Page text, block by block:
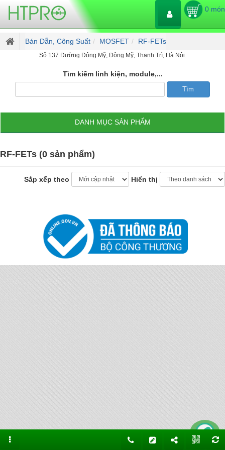
0 món
Bán Dẫn, Công Suất MOSFET RF-FETs
Số 137 Đường Đông Mỹ, Đông Mỹ, Thanh Trì, Hà Nội.
Tìm kiếm linh kiện, module,...
DANH MỤC SẢN PHẨM
RF-FETs (0 sản phẩm)
Sắp xếp theo Hiển thị